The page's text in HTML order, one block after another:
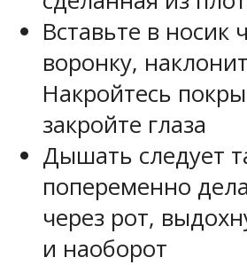
Вставьте в носик
воронку,
Накройтесь
закройте глаза
Дышать следует
попеременно
через рот,
и наоборот